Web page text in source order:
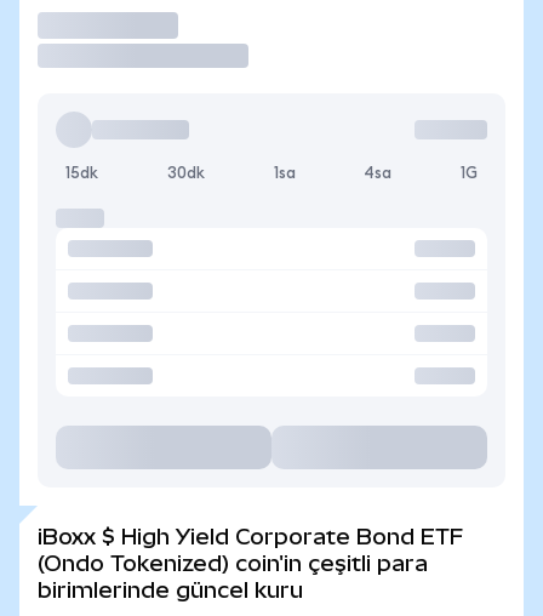
15dk 30dk 1sa 4sa 1G
iBoxx $ High Yield Corporate Bond ETF
(Ondo Tokenized) coin'in çeşitli para
birimlerinde güncel kuru